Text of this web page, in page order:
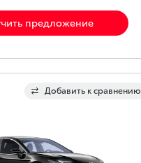
предложение
Добавить к сравнению